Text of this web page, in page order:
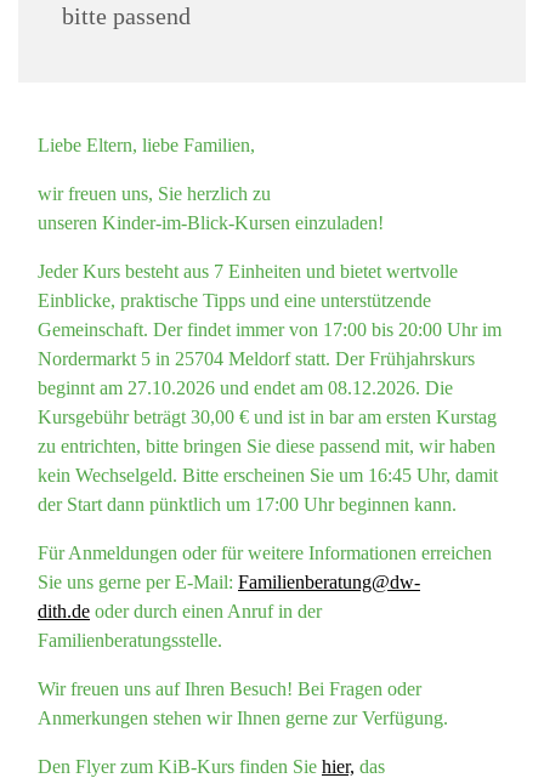
bitte passend
Liebe Eltern, liebe Familien,
wir freuen uns, Sie herzlich zu
unseren Kinder‑im‑Blick‑Kursen einzuladen!
Jeder Kurs besteht aus 7 Einheiten und bietet wertvolle
Einblicke, praktische Tipps und eine unterstützende
Gemeinschaft. Der findet immer von 17:00 bis 20:00 Uhr im
Nordermarkt 5 in 25704 Meldorf statt. Der Frühjahrskurs
beginnt am 27.10.2026 und endet am 08.12.2026. Die
Kursgebühr beträgt 30,00 € und ist in bar am ersten Kurstag
zu entrichten, bitte bringen Sie diese passend mit, wir haben
kein Wechselgeld. Bitte erscheinen Sie um 16:45 Uhr, damit
der Start dann pünktlich um 17:00 Uhr beginnen kann.
Für Anmeldungen oder für weitere Informationen erreichen
Sie uns gerne per E‑Mail: Familienberatung@dw-
dith.de oder durch einen Anruf in der
Familienberatungsstelle.
Wir freuen uns auf Ihren Besuch! Bei Fragen oder
Anmerkungen stehen wir Ihnen gerne zur Verfügung.
Den Flyer zum KiB-Kurs finden Sie hier, das